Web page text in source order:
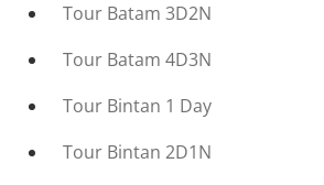
Tour Batam 3D2N
Tour Batam 4D3N
Tour Bintan 1 Day
Tour Bintan 2D1N